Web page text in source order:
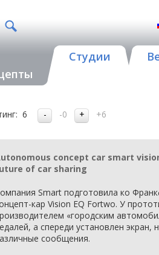
Студии
6 -0 +6
concept car smart
of car sharing
Smart подготовила ко
кар Vision EQ Fortwo. У
«городским
а спереди установлен экран,
сообщения.